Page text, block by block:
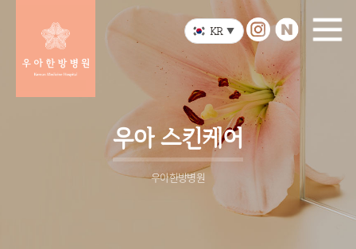
KR ▼
우아 스킨케어
우아한방병원